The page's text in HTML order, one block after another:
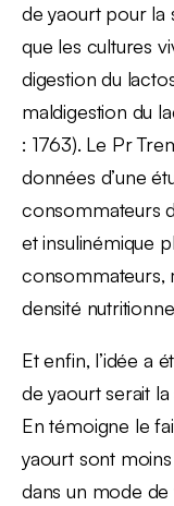
de yaourt pour la
que les cultures
digestion du
maldigestion du
: 1763). Le Pr
données d’une
consommateurs
et insulinémique
consommateurs,
densité
Et enfin, l’idée a
de yaourt serait
En témoigne le
yaourt sont
dans un mode de